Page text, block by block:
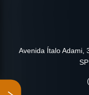
Avenida Ítalo Adami,